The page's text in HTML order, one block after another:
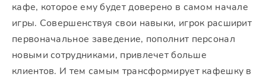
кафе, которое ему будет доверено в самом начале
игры. Совершенствуя свои навыки, игрок расширит
первоначальное заведение, пополнит персонал
новыми сотрудниками, привлечет больше
клиентов. И тем самым трансформирует кафешку в